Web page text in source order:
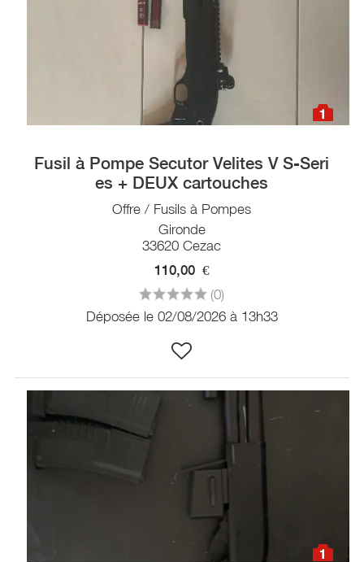
1
Fusil à Pompe Secutor Velites V S-Seri
es + DEUX cartouches
Offre / Fusils à Pompes
Gironde
33620 Cezac
110,00 €
(0)
Déposée le 02/08/2026 à 13h33
1